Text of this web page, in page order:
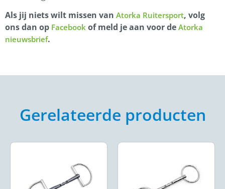
Als jij niets wilt missen van Atorka Ruitersport, volg
ons dan op Facebook of meld je aan voor de Atorka
nieuwsbrief.
Gerelateerde producten